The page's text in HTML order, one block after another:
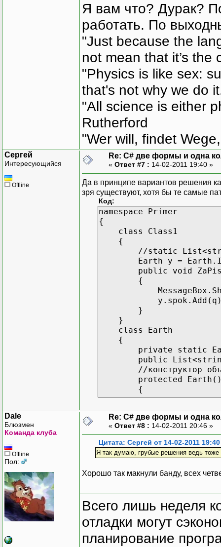
Я вам что? Дурак?
работать. По
"Just because the
not mean that it’s the
"Physics is like sex:
that's not why we do
"All science is either
Rutherford
"Wer will, findet
Сергей
Интересующийся
Offline
Re: C# две формы и одна
« Ответ #7 : 14-02-2011 19:40 »
Да в принципе вариантов решения
зря существуют, хотя бы те самые
Код:
namespace Primer
{
class Class1
{
//static List<string>
Earth y =
public void
{
}
}
class Earth
{
private static
public List<string>
//конструктор
protected
{
}
public static Earth
{
//используем
if (instance
{
instance =
}
}
}
Dale
Блюзмен
Команда клуба
Offline
Пол:
Re: C# две формы и одна
« Ответ #8 : 14-02-2011 20:46 »
Цитата: Сергей от 14-02-2011 19:40
Я так думаю, грубые решения ведь
Хорошо так макнули банду, всех
Всего лишь неделя
отладки могут
планирование